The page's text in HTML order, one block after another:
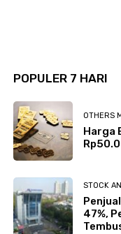
POPULER 7 HARI
OTHERS
Harga
STOCK
47%,